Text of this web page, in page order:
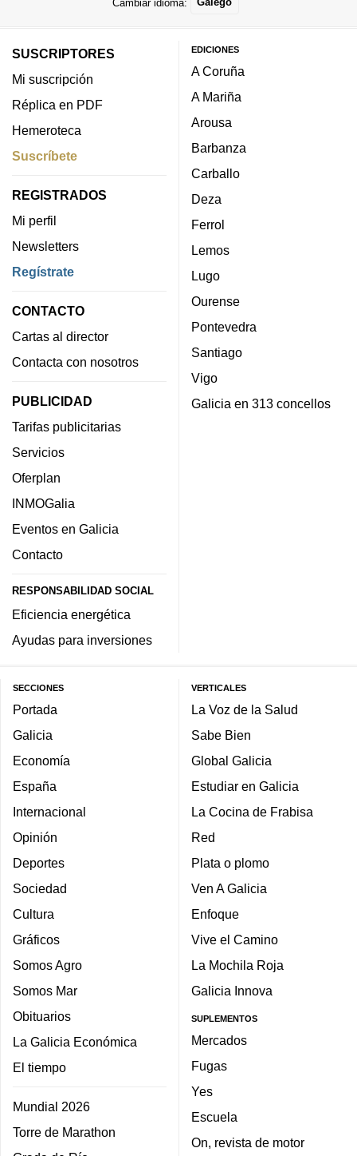
SUSCRIPTORES
Mi suscripción
Réplica en PDF
Hemeroteca
Suscríbete
REGISTRADOS
Mi perfil
Newsletters
Regístrate
CONTACTO
Cartas al director
Contacta con nosotros
PUBLICIDAD
Tarifas publicitarias
Servicios
Oferplan
INMOGalia
Eventos en Galicia
Contacto
RESPONSABILIDAD SOCIAL
Eficiencia energética
Ayudas para inversiones
EDICIONES
A Coruña
A Mariña
Arousa
Barbanza
Carballo
Deza
Ferrol
Lemos
Lugo
Ourense
Pontevedra
Santiago
Vigo
Galicia en 313 concellos
SECCIONES
Portada
Galicia
Economía
España
Internacional
Opinión
Deportes
Sociedad
Cultura
Gráficos
Somos Agro
Somos Mar
Obituarios
La Galicia Económica
El tiempo
Mundial 2026
Torre de Marathon
VERTICALES
La Voz de la Salud
Sabe Bien
Global Galicia
Estudiar en Galicia
La Cocina de Frabisa
Red
Plata o plomo
Ven A Galicia
Enfoque
Vive el Camino
La Mochila Roja
Galicia Innova
SUPLEMENTOS
Mercados
Fugas
Yes
Escuela
On, revista de motor